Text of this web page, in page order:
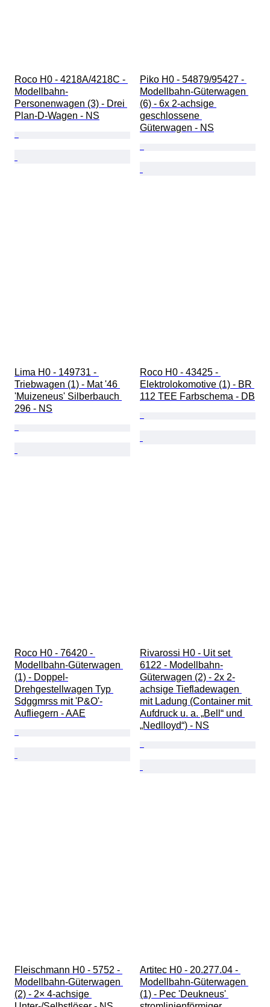
Roco H0 - 4218A/4218C -
Modellbahn-
Personenwagen (3) - Drei
Plan-D-Wagen - NS
Piko H0 - 54879/95427 -
Modellbahn-Güterwagen
(6) - 6x 2-achsige
geschlossene
Güterwagen - NS
Lima H0 - 149731 -
Triebwagen (1) - Mat '46
'Muizeneus' Silberbauch
296 - NS
Roco H0 - 43425 -
Elektrolokomotive (1) - BR
112 TEE Farbschema - DB
Roco H0 - 76420 -
Modellbahn-Güterwagen
(1) - Doppel-
Drehgestellwagen Typ
Sdggmrss mit 'P&O'-
Aufliegern - AAE
Rivarossi H0 - Uit set
6122 - Modellbahn-
Güterwagen (2) - 2x 2-
achsige Tiefladewagen
mit Ladung (Container mit
Aufdruck u. a. „Bell“ und
„Nedlloyd“) - NS
Fleischmann H0 - 5752 -
Modellbahn-Güterwagen
(2) - 2× 4‑achsige
Artitec H0 - 20.277.04 -
Modellbahn-Güterwagen
(1) - Pec 'Deukneus'